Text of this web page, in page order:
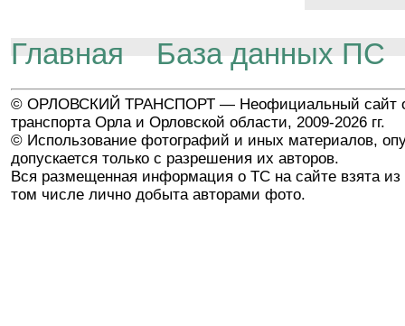
Главная База данных ПС
© ОРЛОВСКИЙ ТРАНСПОРТ — Неофициальный сайт
транспорта Орла и Орловской области, 2009-2026 гг.
© Использование фотографий и иных материалов,
допускается только с разрешения их авторов.
Вся размещенная информация о ТС на сайте взята из
том числе лично добыта авторами фото.